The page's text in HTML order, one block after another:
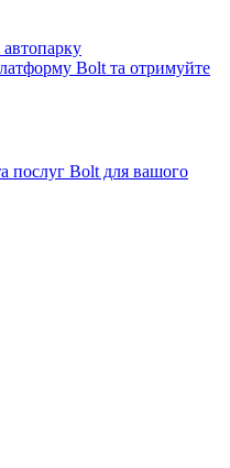
автопарку
Bolt та отримуйте
послуг Bolt для вашого